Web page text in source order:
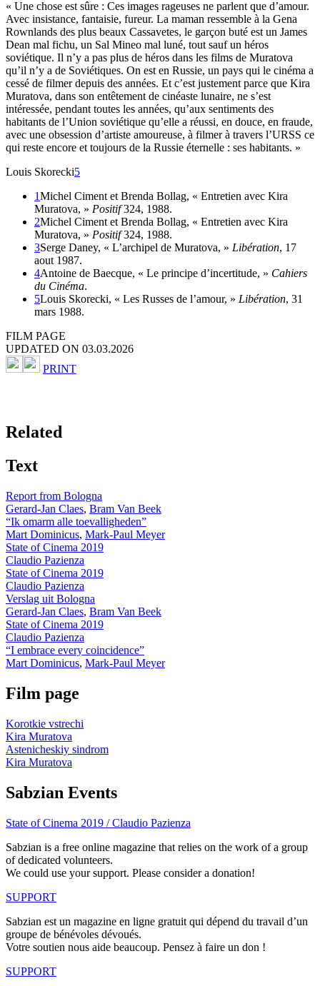
« Une chose est sûre : Ces images rageuses ne parlent que d’amour.
Avec insistance, fantaisie, fureur. La maman ressemble à la Gena
Rownlands des plus beaux Cassavetes, le garçon buté est un James
Dean mal fichu, un Sal Mineo mal luné, tout sauf un héros
soviétique. Il n’y a pas plus de héros dans les films de Muratova
qu’il n’y a de Soviétiques. On est en Russie, un pays qui le cinéma a
cessé de filmer depuis des années. Et c’est justement parce que Kira
Muratova, dans son entêtement de cinéaste lunaire, ne s’est
intéressée, pendant toutes les années, qu’aux sentiments des
habitants de l’Union soviétique qu’elle a réussi, en douce, en fraude,
avec une obsession d’artiste amoureuse, à filmer à travers l’URSS ce
qui reste encore et toujours de la Russie éternelle : ses habitants. »
Louis Skorecki5
1Michel Ciment et Brenda Bollag, « Entretien avec Kira
Muratova, » Positif324, 1988.
2Michel Ciment et Brenda Bollag, « Entretien avec Kira
Muratova, » Positif324, 1988.
3Serge Daney, « L’archipel de Muratova, » Libération, 17
aout 1987.
4Antoine de Baecque, « Le principe d’incertitude, » Cahiers
du Cinéma.
5Louis Skorecki, « Les Russes de l’amour, » Libération, 31
mars 1988.
FILM PAGE
UPDATED ON 03.03.2026
PRINT
Related
Text
Report from Bologna
Gerard-Jan Claes, Bram Van Beek
“Ik omarm alle toevalligheden”
Mart Dominicus, Mark-Paul Meyer
State of Cinema 2019
Claudio Pazienza
State of Cinema 2019
Claudio Pazienza
Verslag uit Bologna
Gerard-Jan Claes, Bram Van Beek
State of Cinema 2019
Claudio Pazienza
“I embrace every coincidence”
Mart Dominicus, Mark-Paul Meyer
Film page
Korotkie vstrechi
Kira Muratova
Astenicheskiy sindrom
Kira Muratova
Sabzian Events
State of Cinema 2019 / Claudio Pazienza
Sabzian is a free online magazine that relies on the work of a group
of dedicated volunteers.
We could use your support. Please consider a donation!
SUPPORT
Sabzian est un magazine en ligne gratuit qui dépend du travail d’un
groupe de bénévoles dévoués.
Votre soutien nous aide beaucoup. Pensez à faire un don !
SUPPORT